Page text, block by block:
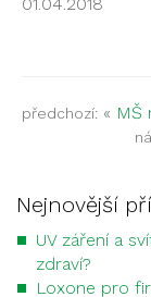
předchozí: « MŠ
Nejnovější
UV záření a
zdraví?
Loxone pro